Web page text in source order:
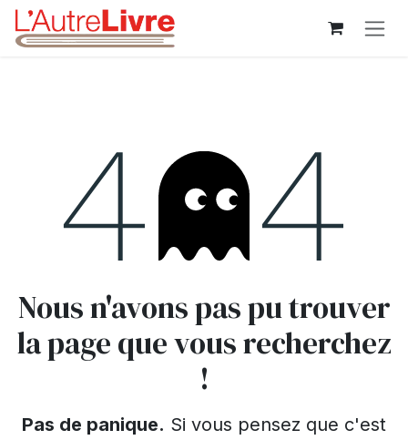
Se rendre au contenu
Erreur 404
Nous n'avons pas pu trouver
la page que vous recherchez
!
Pas de panique. Si vous pensez que c'est